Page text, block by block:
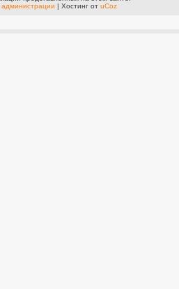
администрации | Хостинг от uCoz